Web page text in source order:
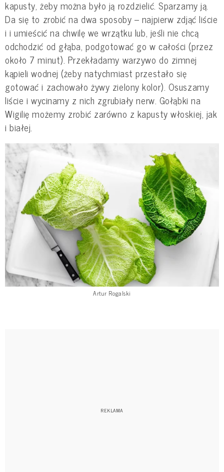
kapusty, żeby można było ją rozdzielić. Sparzamy ją.
Da się to zrobić na dwa sposoby – najpierw zdjąć liście
i i umieścić na chwilę we wrzątku lub, jeśli nie chcą
odchodzić od głąba, podgotować go w całości (przez
około 7 minut). Przekładamy warzywo do zimnej
kąpieli wodnej (żeby natychmiast przestało się
gotować i zachowało żywy zielony kolor). Osuszamy
liście i wycinamy z nich zgrubiały nerw. Gołąbki na
Wigilię możemy zrobić zarówno z kapusty włoskiej, jak
i białej.
Artur Rogalski